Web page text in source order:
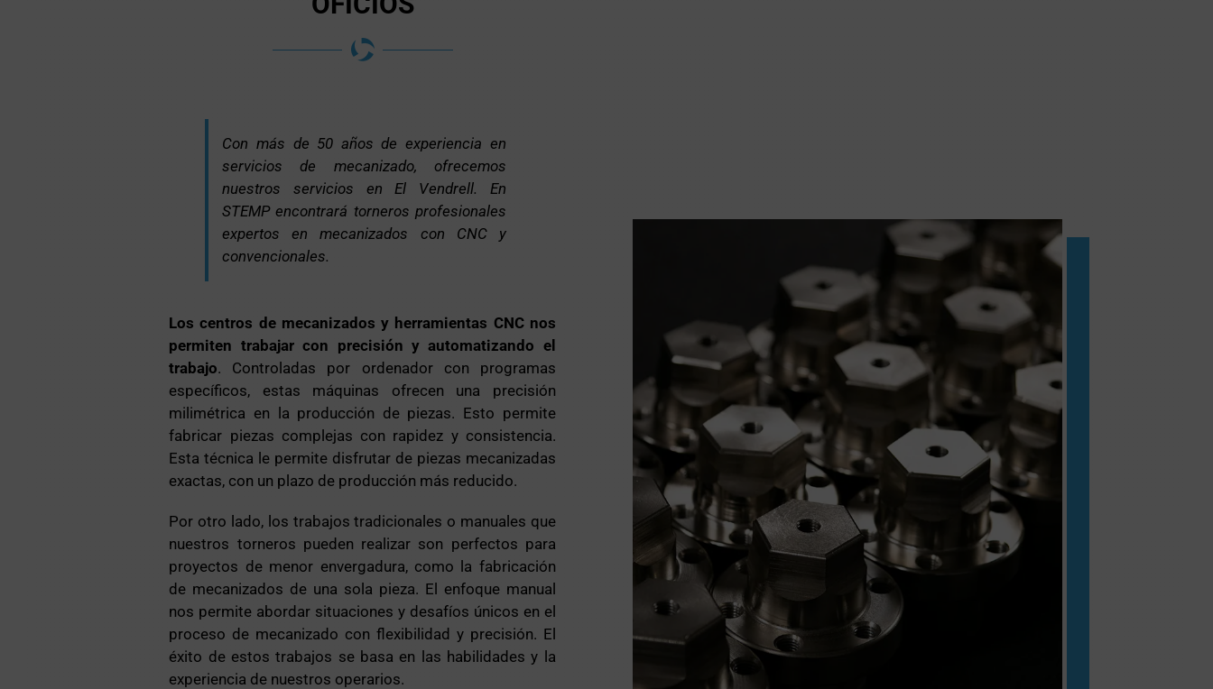
Con más de 50 años de experiencia en
servicios de mecanizado, ofrecemos
nuestros servicios en El Vendrell. En
STEMP encontrará torneros profesionales
expertos en mecanizados con CNC y
convencionales.
Los centros de mecanizados y herramientas CNC nos
permiten trabajar con precisión y automatizando el
trabajo. Controladas por ordenador con programas
específicos, estas máquinas ofrecen una precisión
milimétrica en la producción de piezas. Esto permite
fabricar piezas complejas con rapidez y consistencia.
Esta técnica le permite disfrutar de piezas mecanizadas
exactas, con un plazo de producción más reducido.
Por otro lado, los trabajos tradicionales o manuales que
nuestros torneros pueden realizar son perfectos para
proyectos de menor envergadura, como la fabricación
de mecanizados de una sola pieza. El enfoque manual
nos permite abordar situaciones y desafíos únicos en el
proceso de mecanizado con flexibilidad y precisión. El
éxito de estos trabajos se basa en las habilidades y la
experiencia de nuestros operarios.